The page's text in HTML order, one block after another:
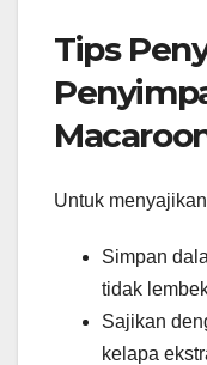
Tips
Untuk
Simpan
tidak
Sajikan
kelapa